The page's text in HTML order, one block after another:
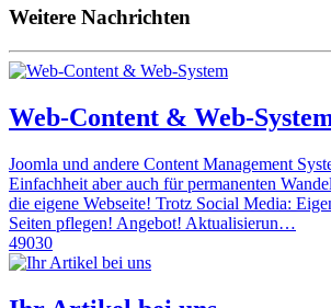
Weitere Nachrichten
Web-Content & Web-
Joomla und andere Content Management
Einfachheit aber auch für permanenten
die eigene Webseite! Trotz Social Media:
Seiten pflegen! Angebot! Aktualisierun…
49030